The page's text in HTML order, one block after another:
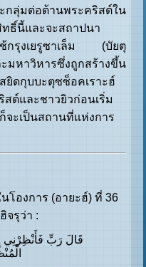
ลุ่มต่อต้านพระคริสต์ใน
ธิ์นี้และจะสถาปนา
ช้กรุงเยรูซาเล็ม (บัยตุ
มหาวิหารซึ่งถูกสร้างขึ้น
ดกุบบะตุซซ็อคเราะฮ์
สต์และชาวยิวก่อนเริ่ม
จะเป็นสถานที่แห่งการ
โองการ (อายะฮ์) ที่ 36
จรุว่า :
قَالَ رَبِّ فَأَنْظِرْنِي